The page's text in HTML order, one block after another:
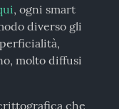
, ogni smart
diverso gli
molto diffusi
che